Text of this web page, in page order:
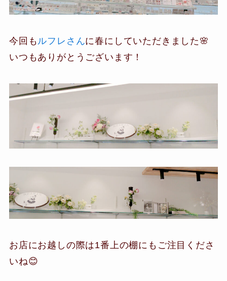
今回もルフレさんに春にしていただきました🌸
いつもありがとうございます！
お店にお越しの際は1番上の棚にもご注目くださ
いね😊